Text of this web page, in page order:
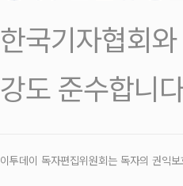
한국기자협회
강도 준수합니
이투데이 독자편집위원회는 독자의 권익